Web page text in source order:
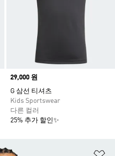
Price
29,000 원
G 삼선 티셔츠
Kids Sportswear
다른 컬러
25% 추가 할인✨